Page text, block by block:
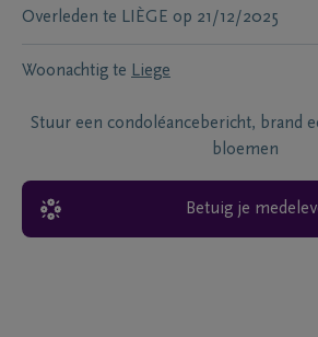
Overleden te LIÈGE op 21/12/2025
Woonachtig te Liege
Stuur een condoléancebericht, brand
bloemen
Betuig je